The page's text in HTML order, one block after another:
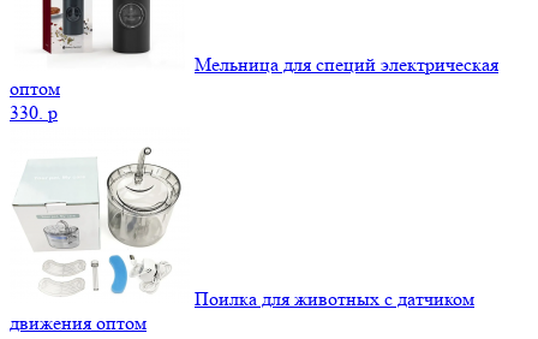
Мельница для специй электрическая
оптом
330. p
Поилка для животных с датчиком
движения оптом